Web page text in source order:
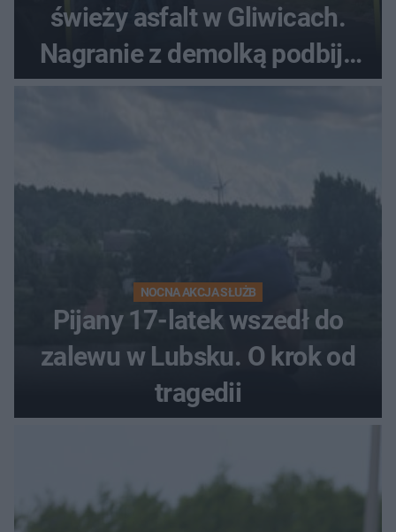
świeży asfalt w Gliwicach.
Nagranie z demolką podbija
sieć
NOCNA AKCJA SŁUŻB
Pijany 17-latek wszedł do
zalewu w Lubsku. O krok od
tragedii